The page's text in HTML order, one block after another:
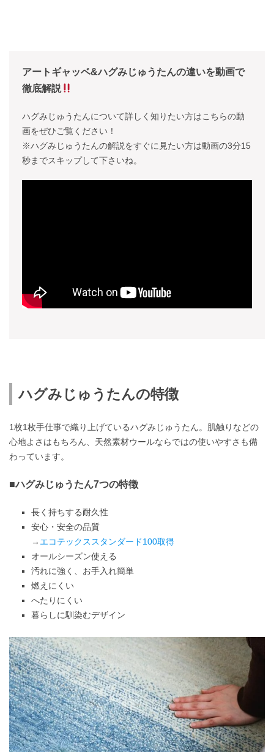
アートギャッベ&ハグみじゅうたんの違いを動画で
徹底解説
ハグみじゅうたんについて詳しく知りたい方はこちらの動
画をぜひご覧ください！
※ハグみじゅうたんの解説をすぐに見たい方は動画の3分15
秒までスキップして下さいね。
ハグみじゅうたんの特徴
1枚1枚手仕事で織り上げているハグみじゅうたん。肌触りなどの
心地よさはもちろん、天然素材ウールならではの使いやすさも備
わっています。
■ハグみじゅうたん7つの特徴
長く持ちする耐久性
安心・安全の品質
→ エコテックススタンダード100取得
オールシーズン使える
汚れに強く、お手入れ簡単
燃えにくい
へたりにくい
暮らしに馴染むデザイン